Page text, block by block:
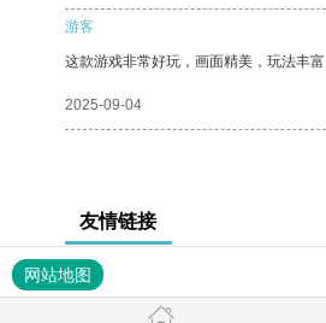
游客
这款游戏非常好玩，画面精美，玩法丰富
2025-09-04
友情链接
网站地图